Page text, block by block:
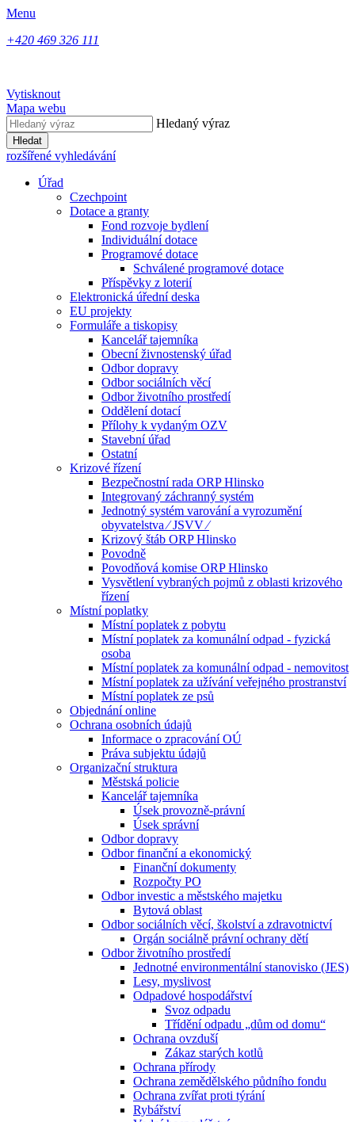
Menu
+420 469 326 111
Vytisknout
Mapa webu
Hledaný výraz
Hledat
rozšířené vyhledávání
Úřad
Czechpoint
Dotace a granty
Fond rozvoje bydlení
Individuální dotace
Programové dotace
Schválené programové dotace
Příspěvky z loterií
Elektronická úřední deska
EU projekty
Formuláře a tiskopisy
Kancelář tajemníka
Obecní živnostenský úřad
Odbor dopravy
Odbor sociálních věcí
Odbor životního prostředí
Oddělení dotací
Přílohy k vydaným OZV
Stavební úřad
Ostatní
Krizové řízení
Bezpečnostní rada ORP Hlinsko
Integrovaný záchranný systém
Jednotný systém varování a vyrozumění
obyvatelstva ⁄ JSVV ⁄
Krizový štáb ORP Hlinsko
Povodně
Povodňová komise ORP Hlinsko
Vysvětlení vybraných pojmů z oblasti krizového
řízení
Místní poplatky
Místní poplatek z pobytu
Místní poplatek za komunální odpad - fyzická
osoba
Místní poplatek za komunální odpad - nemovitost
Místní poplatek za užívání veřejného prostranství
Místní poplatek ze psů
Objednání online
Ochrana osobních údajů
Informace o zpracování OÚ
Práva subjektu údajů
Organizační struktura
Městská policie
Kancelář tajemníka
Úsek provozně-právní
Úsek správní
Odbor dopravy
Odbor finanční a ekonomický
Finanční dokumenty
Rozpočty PO
Odbor investic a městského majetku
Bytová oblast
Odbor sociálních věcí, školství a zdravotnictví
Orgán sociálně právní ochrany dětí
Odbor životního prostředí
Jednotné environmentální stanovisko (JES)
Lesy, myslivost
Odpadové hospodářství
Svoz odpadu
Třídění odpadu „dům od domu“
Ochrana ovzduší
Zákaz starých kotlů
Ochrana přírody
Ochrana zemědělského půdního fondu
Ochrana zvířat proti týrání
Rybářství